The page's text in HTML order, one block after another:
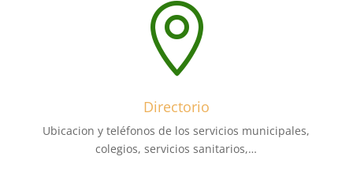

Directorio
Ubicacion y teléfonos de los servicios municipales,
colegios, servicios sanitarios,…